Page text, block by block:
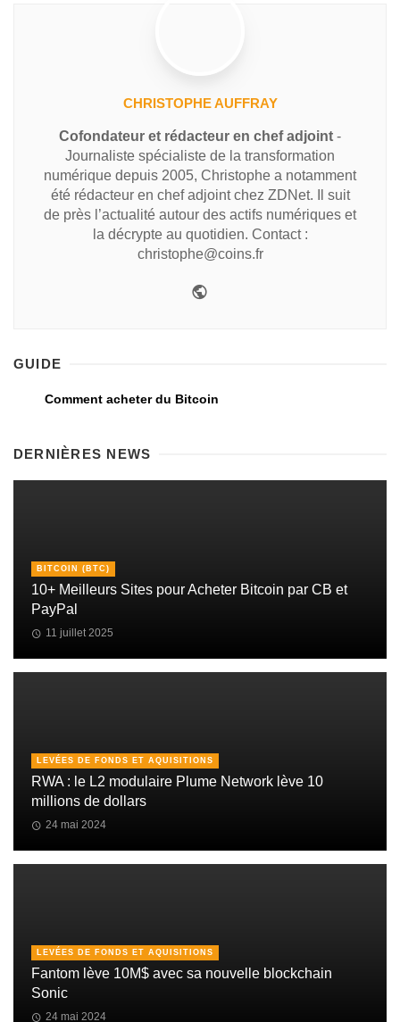
CHRISTOPHE AUFFRAY
Cofondateur et rédacteur en chef adjoint -
Journaliste spécialiste de la transformation
numérique depuis 2005, Christophe a notamment
été rédacteur en chef adjoint chez ZDNet. Il suit
de près l’actualité autour des actifs numériques et
la décrypte au quotidien. Contact :
christophe@coins.fr
GUIDE
Comment acheter du Bitcoin
DERNIÈRES NEWS
BITCOIN (BTC)
10+ Meilleurs Sites pour Acheter Bitcoin par CB et
PayPal
11 juillet 2025
LEVÉES DE FONDS ET AQUISITIONS
RWA : le L2 modulaire Plume Network lève 10
millions de dollars
24 mai 2024
LEVÉES DE FONDS ET AQUISITIONS
Fantom lève 10M$ avec sa nouvelle blockchain
Sonic
24 mai 2024